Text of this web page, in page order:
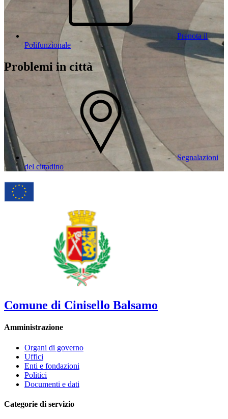
Prenota il
Polifunzionale
Problemi in città
Segnalazioni
del cittadino
Comune di Cinisello Balsamo
Amministrazione
Organi di governo
Uffici
Enti e fondazioni
Politici
Documenti e dati
Categorie di servizio